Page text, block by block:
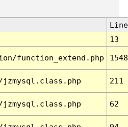
Line
13
function_extend.php 1548
211
62